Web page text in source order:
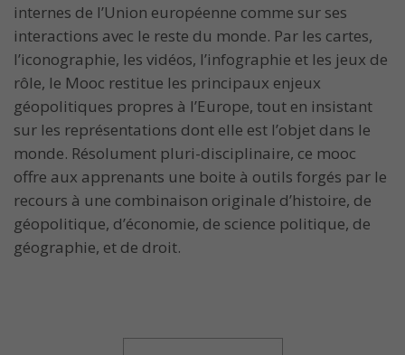
internes de l’Union européenne comme sur ses
interactions avec le reste du monde. Par les cartes,
l’iconographie, les vidéos, l’infographie et les jeux de
rôle, le Mooc restitue les principaux enjeux
géopolitiques propres à l’Europe, tout en insistant
sur les représentations dont elle est l’objet dans le
monde. Résolument pluri-disciplinaire, ce mooc
offre aux apprenants une boite à outils forgés par le
recours à une combinaison originale d’histoire, de
géopolitique, d’économie, de science politique, de
géographie, et de droit.